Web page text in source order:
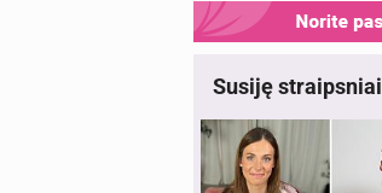
Susiję straipsniai